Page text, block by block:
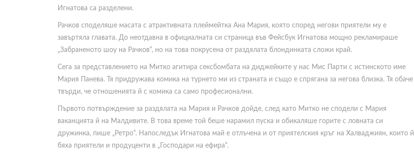
Игнатова са разделени.
Рачков споделяше масата с атрактивната плеймейтка Ана Мария, която според негови приятели му е
завъртяла главата. До неотдавна в официалната си страница във Фейсбук Игнатова мощно рекламираше
„Забраненото шоу на Рачков“, но на това покрусена от раздялата блондинката сложи край.
Сега за представлението на Митко агитира сексбомбата на диджейките у нас Мис Парти с истинското име
Мария Панева. Тя придружава комика на турнето ми из страната и също е спрягана за негова близка. Тя обаче
твърди, че отношенията й с комика са само професионални.
Първото потвърждение за раздялата на Мария и Рачков дойде, след като Митко не сподели с Мария
ваканцията й на Малдивите. В това време той беше нарамил пуска и обикаляше горите с ловната си
дружинка, пише „Ретро“. Напоследък Игнатова май е отлъчена и от приятелския кръг на Халваджиян, които й
бяха приятели и продуценти в „Господари на ефира“.